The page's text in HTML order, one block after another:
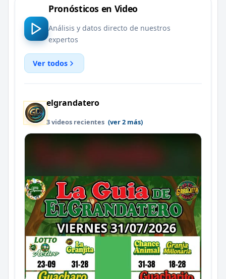
Pronósticos en Video
Análisis y datos directo de nuestros
expertos
Ver todos
elgrandatero
3 videos recientes (ver 2 más)